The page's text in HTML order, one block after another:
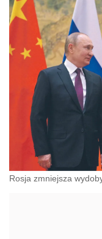
Rosja zmniejsza